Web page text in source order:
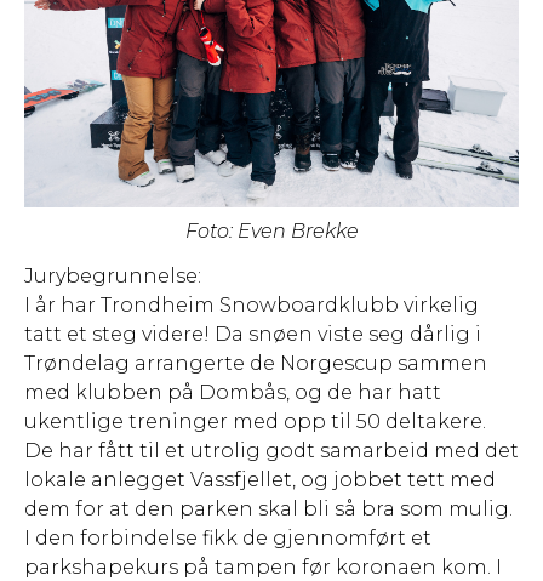
Foto: Even Brekke
Jurybegrunnelse:
I år har Trondheim Snowboardklubb virkelig
tatt et steg videre! Da snøen viste seg dårlig i
Trøndelag arrangerte de Norgescup sammen
med klubben på Dombås, og de har hatt
ukentlige treninger med opp til 50 deltakere.
De har fått til et utrolig godt samarbeid med det
lokale anlegget Vassfjellet, og jobbet tett med
dem for at den parken skal bli så bra som mulig.
I den forbindelse fikk de gjennomført et
parkshapekurs på tampen før koronaen kom. I